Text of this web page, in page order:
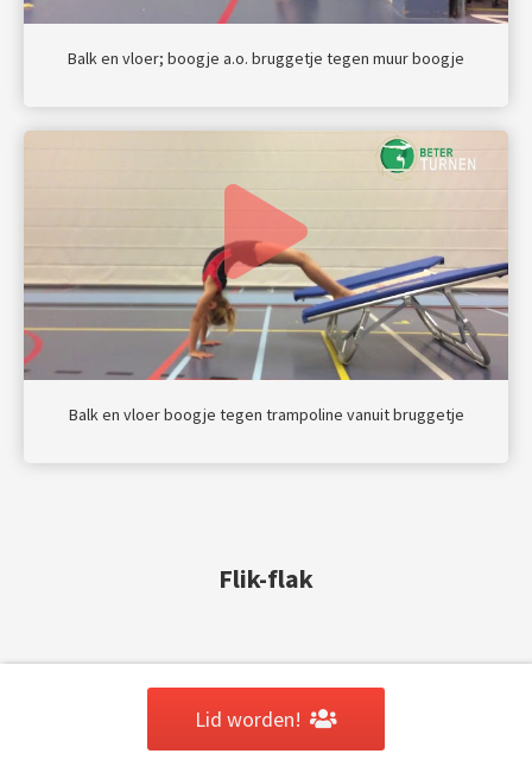
Balk en vloer; boogje a.o. bruggetje tegen muur boogje
Balk en vloer boogje tegen trampoline vanuit bruggetje
Flik-flak
Lid worden!